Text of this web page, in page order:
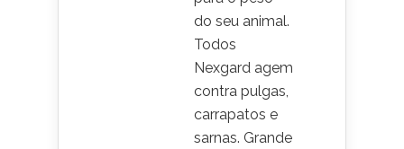
do seu animal.
Todos
Nexgard agem
contra pulgas,
carrapatos e
sarnas. Grande